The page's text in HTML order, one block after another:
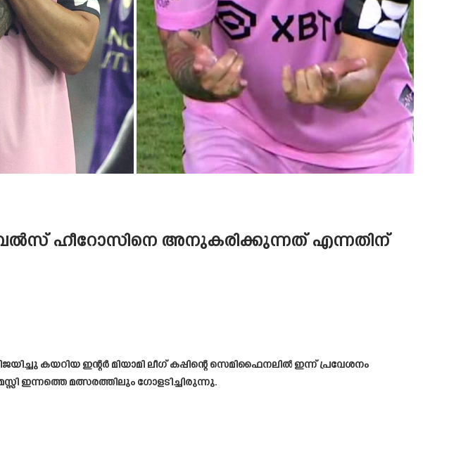
ഹീറോസിനെ അനുകരിക്കുന്നത് എന്നതിന്
കയറിയ ഇന്റർ മിയാമി ലീഗ് കപ്പിന്റെ സെമിഫൈനലിൽ ഇന്ന് പ്രവേശനം
ഇന്നത്തെ മത്സരത്തിലും ഗോളടിച്ചിരുന്നു.